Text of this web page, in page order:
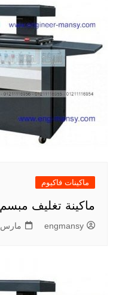
ماكينات فاكيوم
ماكينة تغليف مبسم
engmansy مارس 31, 2020